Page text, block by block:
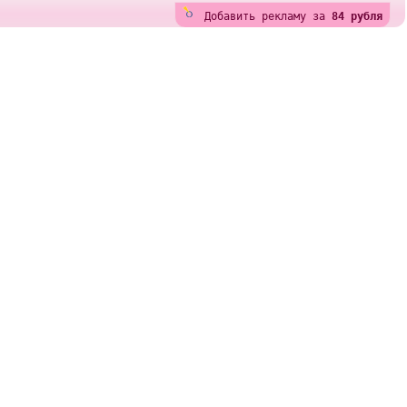
Добавить рекламу за 84 рубля